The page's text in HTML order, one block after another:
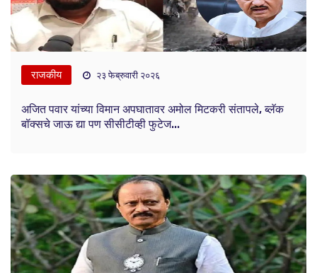
राजकीय २३ फेब्रुवारी २०२६
अजित पवार यांच्या विमान अपघातावर अमोल मिटकरी संतापले, ब्लॅक
बॉक्सचे जाऊ द्या पण सीसीटीव्ही फुटेज...